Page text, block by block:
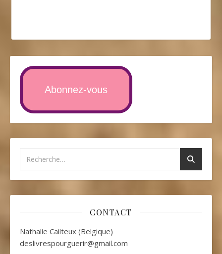
Abonnez-vous
CONTACT
Nathalie Cailteux (Belgique)
deslivrespourguerir@gmail.com